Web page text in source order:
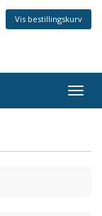
Vis bestillingskurv